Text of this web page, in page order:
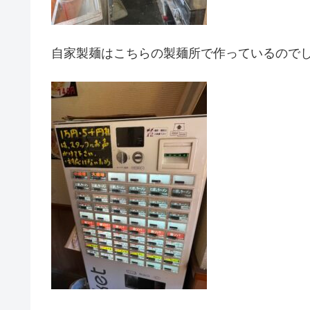
自家製麺はこちらの製麺所で作っているので